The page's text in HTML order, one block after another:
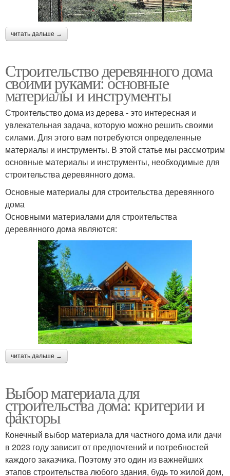
читать дальше →
Строительство деревянного дома
своими руками: основные
материалы и инструменты
Строительство дома из дерева - это интересная и
увлекательная задача, которую можно решить своими
силами. Для этого вам потребуются определенные
материалы и инструменты. В этой статье мы рассмотрим
основные материалы и инструменты, необходимые для
строительства деревянного дома.
Основные материалы для строительства деревянного
дома
Основными материалами для строительства
деревянного дома являются:
читать дальше →
Выбор материала для
строительства дома: критерии и
факторы
Конечный выбор материала для частного дома или дачи
в 2023 году зависит от предпочтений и потребностей
каждого заказчика. Поэтому это один из важнейших
этапов строительства любого здания, будь то жилой дом,